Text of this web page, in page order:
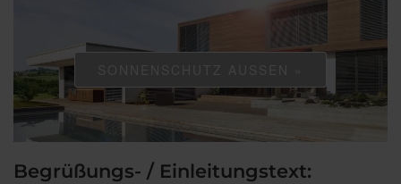
Begrüßungs- / Einleitungstext: